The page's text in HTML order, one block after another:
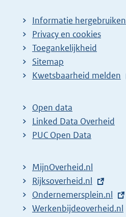
Informatie hergebruiken
Privacy en cookies
Toegankelijkheid
Sitemap
E
t
e
r
l
i
n
k
Kwetsbaarheid melden
Open data
Linked Data Overheid
PUC Open Data
MijnOverheid.nl
E
x
t
Rijksoverheid.nl
E
x
Ondernemersplein.nl
E
Werkenbijdeoverheid.nl